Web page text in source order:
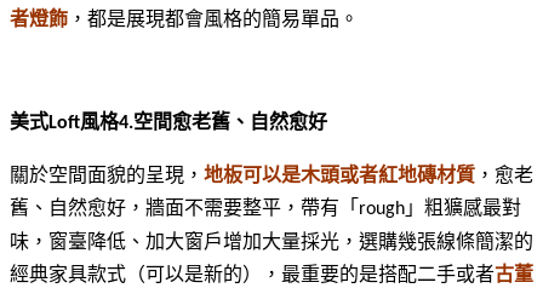
者燈飾 ，都是展現都會風格的簡易單品。
美式Loft風格4.空間愈老舊、自然愈好
關於空間面貌的呈現， 地板可以是木頭或者紅地磚材質 ，愈老
舊、自然愈好，牆面不需要整平，帶有「rough 」粗獷感最對
味，窗臺降低、加大窗戶增加大量採光，選購幾張線條簡潔的
經典家具款式（可以是新的），最重要的是搭配二手或者古董